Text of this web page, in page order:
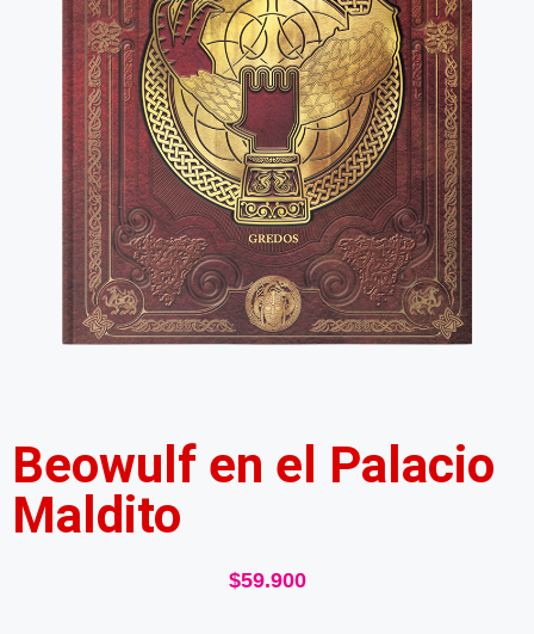
Beowulf en el Palacio
Maldito
$59.900